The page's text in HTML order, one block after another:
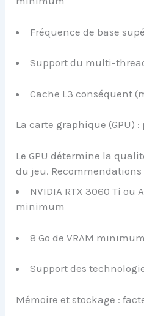
Fréquence de base
Support du multi-
Cache L3 conséquent
La carte graphique (GPU)
Le GPU détermine la
du jeu. Recommendations
NVIDIA RTX 3060 Ti ou
minimum
8 Go de VRAM minimum
Support des
Mémoire et stockage :